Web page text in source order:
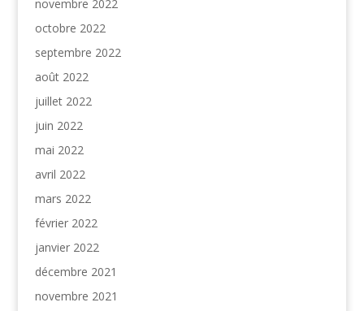
novembre 2022
octobre 2022
septembre 2022
août 2022
juillet 2022
juin 2022
mai 2022
avril 2022
mars 2022
février 2022
janvier 2022
décembre 2021
novembre 2021